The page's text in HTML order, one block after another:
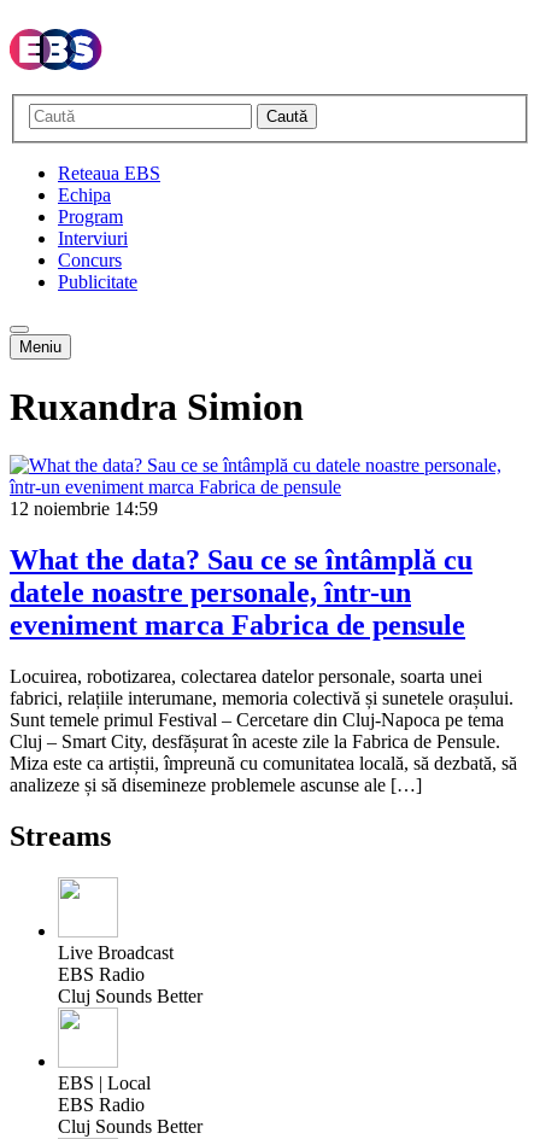
Caută
Reteaua EBS
Echipa
Program
Interviuri
Concurs
Publicitate
Meniu
Ruxandra Simion
12 noiembrie 14:59
What the data? Sau ce se întâmplă cu
datele noastre personale, într-un
eveniment marca Fabrica de pensule
Locuirea, robotizarea, colectarea datelor personale, soarta unei
fabrici, relațiile interumane, memoria colectivă și sunetele orașului.
Sunt temele primul Festival – Cercetare din Cluj-Napoca pe tema
Cluj – Smart City, desfășurat în aceste zile la Fabrica de Pensule.
Miza este ca artiștii, împreună cu comunitatea locală, să dezbată, să
analizeze și să disemineze problemele ascunse ale […]
Streams
Live Broadcast
EBS Radio
Cluj Sounds Better
EBS | Local
EBS Radio
Cluj Sounds Better